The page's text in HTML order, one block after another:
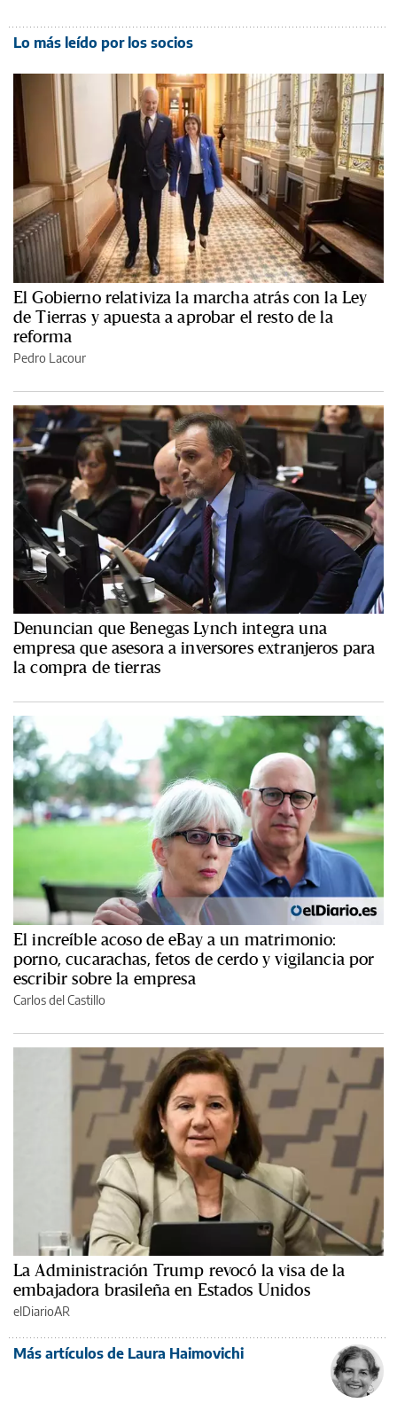
Lo más leído por los socios
El Gobierno relativiza la marcha atrás con la Ley
de Tierras y apuesta a aprobar el resto de la
reforma
Pedro Lacour
Denuncian que Benegas Lynch integra una
empresa que asesora a inversores extranjeros para
la compra de tierras
El increíble acoso de eBay a un matrimonio:
porno, cucarachas, fetos de cerdo y vigilancia por
escribir sobre la empresa
Carlos del Castillo
La Administración Trump revocó la visa de la
embajadora brasileña en Estados Unidos
elDiarioAR
Más artículos de Laura Haimovichi